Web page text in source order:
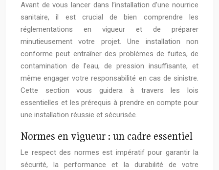
Avant de vous lancer dans l’installation d’une nourrice
sanitaire, il est crucial de bien comprendre les
réglementations en vigueur et de préparer
minutieusement votre projet. Une installation non
conforme peut entraîner des problèmes de fuites, de
contamination de l’eau, de pression insuffisante, et
même engager votre responsabilité en cas de sinistre.
Cette section vous guidera à travers les lois
essentielles et les prérequis à prendre en compte pour
une installation réussie et sécurisée.
Normes en vigueur : un cadre essentiel
Le respect des normes est impératif pour garantir la
sécurité, la performance et la durabilité de votre